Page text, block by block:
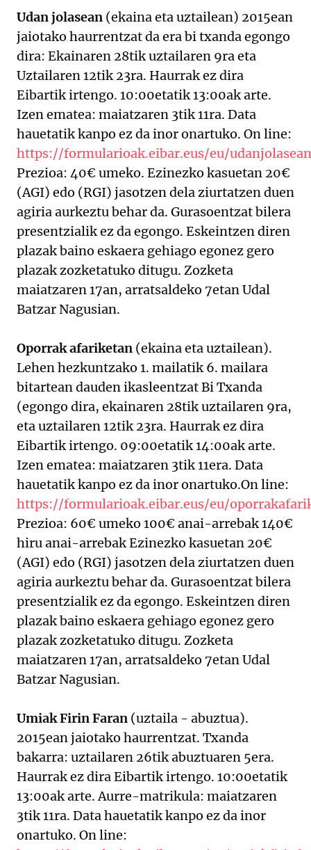
Udan jolasean (ekaina eta uztailean) 2015ean
jaiotako haurrentzat da era bi txanda egongo
dira: Ekainaren 28tik uztailaren 9ra eta
Uztailaren 12tik 23ra. Haurrak ez dira
Eibartik irtengo. 10:00etatik 13:00ak arte.
Izen ematea: maiatzaren 3tik 11ra. Data
hauetatik kanpo ez da inor onartuko. On line:
https://formularioak.eibar.eus/eu/
Prezioa: 40€ umeko. Ezinezko kasuetan 20€
(AGI) edo (RGI) jasotzen dela ziurtatzen duen
agiria aurkeztu behar da. Gurasoentzat bilera
presentzialik ez da egongo. Eskeintzen diren
plazak baino eskaera gehiago egonez gero
plazak zozketatuko ditugu. Zozketa
maiatzaren 17an, arratsaldeko 7etan Udal
Batzar Nagusian.
Oporrak afariketan (ekaina eta uztailean).
Lehen hezkuntzako 1. mailatik 6. mailara
bitartean dauden ikasleentzat Bi Txanda
(egongo dira, ekainaren 28tik uztailaren 9ra,
eta uztailaren 12tik 23ra. Haurrak ez dira
Eibartik irtengo. 09:00etatik 14:00ak arte.
Izen ematea: maiatzaren 3tik 11era. Data
hauetatik kanpo ez da inor onartuko.On line:
https://formularioak.eibar.eus/eu/
Prezioa: 60€ umeko 100€ anai-arrebak 140€
hiru anai-arrebak Ezinezko kasuetan 20€
(AGI) edo (RGI) jasotzen dela ziurtatzen duen
agiria aurkeztu behar da. Gurasoentzat bilera
presentzialik ez da egongo. Eskeintzen diren
plazak baino eskaera gehiago egonez gero
plazak zozketatuko ditugu. Zozketa
maiatzaren 17an, arratsaldeko 7etan Udal
Batzar Nagusian.
Umiak Firin Faran (uztaila - abuztua).
2015ean jaiotako haurrentzat. Txanda
bakarra: uztailaren 26tik abuztuaren 5era.
Haurrak ez dira Eibartik irtengo. 10:00etatik
13:00ak arte. Aurre-matrikula: maiatzaren
3tik 11ra. Data hauetatik kanpo ez da inor
onartuko. On line: